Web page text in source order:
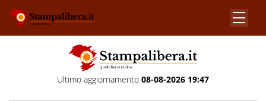
Ultimo aggiornamento 08-08-2026 19:47